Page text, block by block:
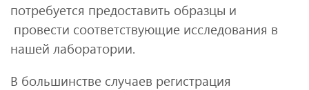
потребуется предоставить образцы и
провести соответствующие исследования в
нашей лаборатории.
В большинстве случаев регистрация